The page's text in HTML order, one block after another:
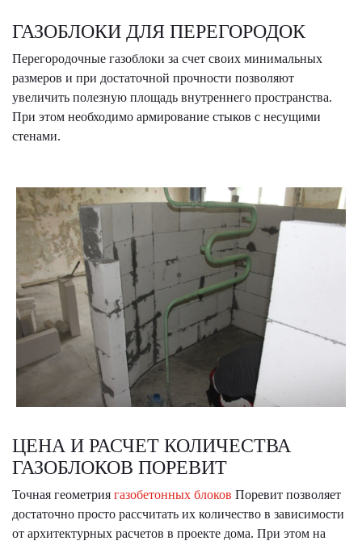
ГАЗОБЛОКИ ДЛЯ ПЕРЕГОРОДОК
Перегородочные газоблоки за счет своих минимальных
размеров и при достаточной прочности позволяют
увеличить полезную площадь внутреннего пространства.
При этом необходимо армирование стыков с несущими
стенами.
ЦЕНА И РАСЧЕТ КОЛИЧЕСТВА
ГАЗОБЛОКОВ ПОРЕВИТ
Точная геометрия газобетонных блоков Поревит позволяет
достаточно просто рассчитать их количество в зависимости
от архитектурных расчетов в проекте дома. При этом на